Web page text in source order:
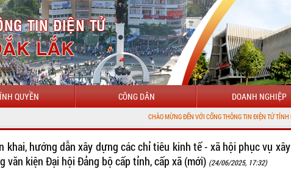
QUYỀN CÔNG DÂN DOANH NGHIỆP
CHÀO MỪNG ĐẾN VỚI CỔNG THÔNG TIN ĐIỆN TỬ TỈNH ĐẮK LẮK
khai, hướng dẫn xây dựng các chỉ tiêu kinh tế - xã hội phục vụ xây
văn kiện Đại hội Đảng bộ cấp tỉnh, cấp xã (mới) (24/06/2025, 17:32)